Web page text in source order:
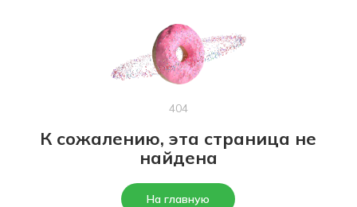
404
К сожалению, эта страница не
найдена
На главную